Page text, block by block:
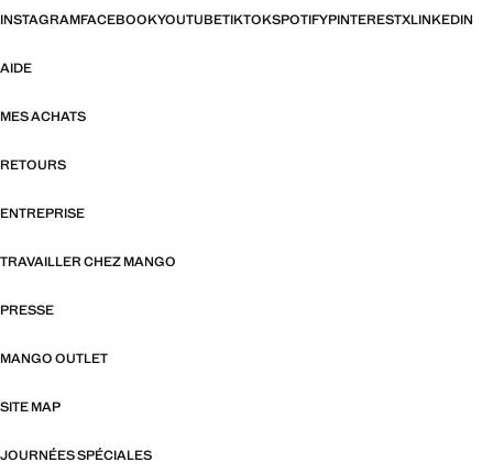
INSTAGRAMFACEBOOKYOUTUBETIKTOKSPOTIFYPINTERESTXLINKEDIN
AIDE
MES ACHATS
RETOURS
ENTREPRISE
TRAVAILLER CHEZ MANGO
PRESSE
MANGO OUTLET
SITE MAP
JOURNÉES SPÉCIALES